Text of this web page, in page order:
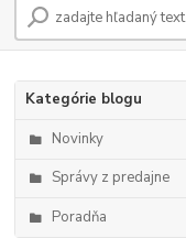
Kategórie blogu
Novinky
Správy z predajne
Poradňa